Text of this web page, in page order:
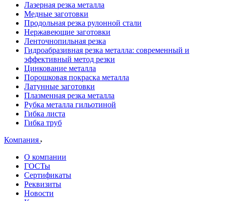
Лазерная резка металла
Медные заготовки
Продольная резка рулонной стали
Нержавеющие заготовки
Ленточнопильная резка
Гидроабразивная резка металла: современный и
эффективный метод резки
Цинкование металла
Порошковая покраска металла
Латунные заготовки
Плазменная резка металла
Рубка металла гильотиной
Гибка листа
Гибка труб
Компания
О компании
ГОСТы
Сертификаты
Реквизиты
Новости